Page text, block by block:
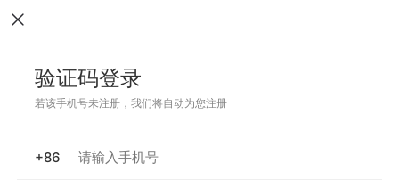
验证码登录
若该手机号未注册，我们将自动为您注册
+86